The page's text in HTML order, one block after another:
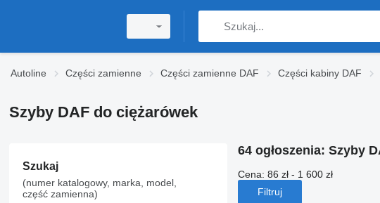
Autoline Części zamienne Części zamienne DAF Części kabiny DAF
Szyby DAF do ciężarówek
Szukaj
(numer katalogowy, marka, model,
część zamienna)
64 ogłoszenia: Szyby
Cena: 86 zł - 1 600 zł
Filtruj